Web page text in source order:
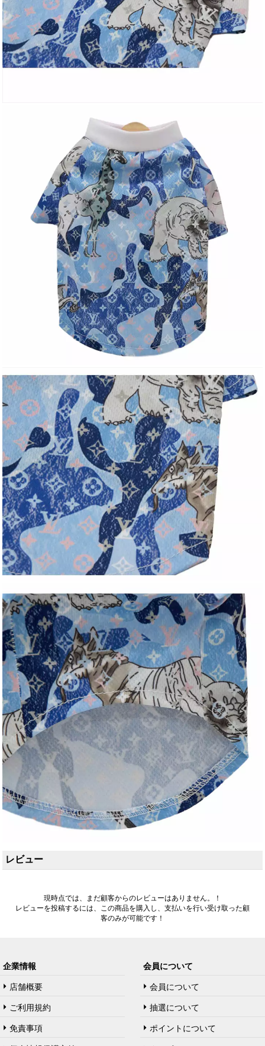
レビュー
現時点では、まだ顧客からのレビューはありません。！
レビューを投稿するには、この商品を購入し、支払いを行い受け取った顧
客のみが可能です！
企業情報
店舗概要
ご利用規約
免責事項
会員について
会員について
抽選について
ポイントについて